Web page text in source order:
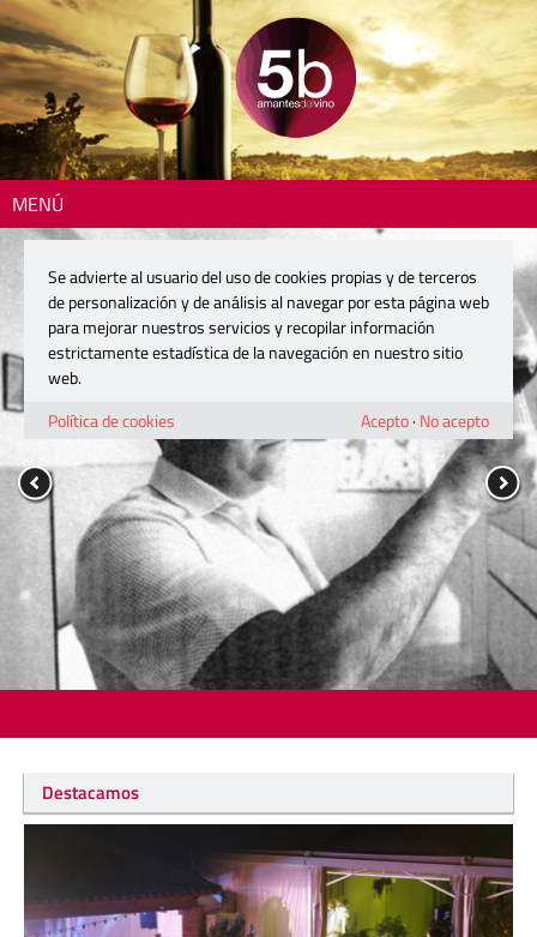
MENÚ
Destacamos
Se advierte al usuario del uso de cookies propias y de terceros
de personalización y de análisis al navegar por esta página web
para mejorar nuestros servicios y recopilar información
estrictamente estadística de la navegación en nuestro sitio
web.
Política de cookies
Acepto· No acepto